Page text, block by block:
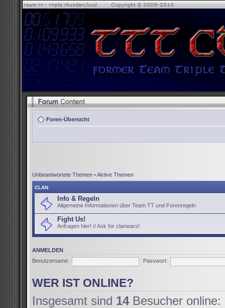
Foren-Übersicht
Unbeantwortete Themen •Aktive Themen
CLAN
Info & Regeln
Allgemeine Informationen über Team TT und Forenregeln
Fight Us!
Anfragen hier! // Ask for clanwars!
ANMELDEN
Benutzername:
Passwort:
WER IST ONLINE?
Insgesamt sind 14Besucher online: